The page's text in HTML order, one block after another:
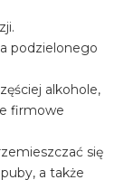
podzielonego
alkohole,
firmowe
się
a także